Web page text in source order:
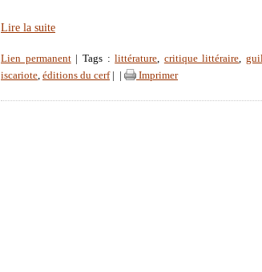
Lire la suite
Lien permanent| Tags :littérature, critique littéraire,
iscariote, éditions du cerf| Imprimer